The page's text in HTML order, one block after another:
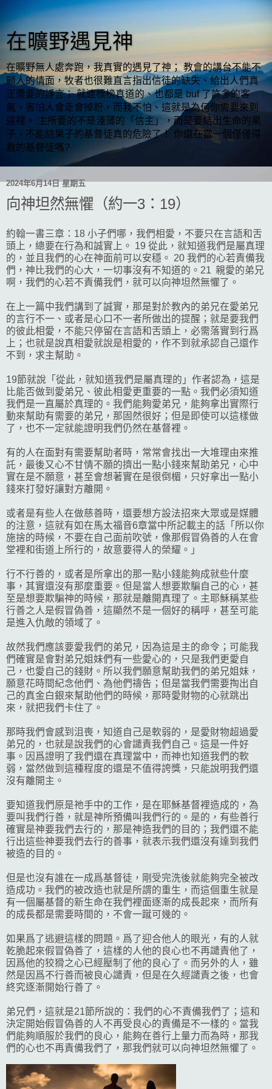
在曠野遇見神
在曠野無人處奔跑，我真實的遇見了神； 教會的講台不能不
顧人的情面，牧者也很難直言指出信徒的缺失、給出人們真
正需要的諍言； 就連標榜真道的、也都是 buf 了許多的客
氣，害怕人會走會掉粉，而我不怕、這就是為何你需要來到
這裡。 主所要的不是淺薄的「信主」，而是要結出生命的果
子，不能結果子的基督徒真的危險了！ 你還在當一個僅僅得
救的基督徒嗎?
2024年6月14日 星期五
向神坦然無懼（約一3：19）
約翰一書三章：18 小子們哪，我們相愛，不要只在言語和舌
頭上，總要在行為和誠實上。 19 從此，就知道我們是屬真理
的，並且我們的心在神面前可以安穩。 20 我們的心若責備我
們，神比我們的心大，一切事沒有不知道的。21 親愛的弟兄
啊，我們的心若不責備我們，就可以向神坦然無懼了。
在上一篇中我們講到了誠實，那是對於教內的弟兄在愛弟兄
的言行不一、或者是心口不一者所做出的提醒；就是要我們
的彼此相愛，不能只停留在言語和舌頭上，必需落實到行爲
上；也就是說真相愛就說是相愛的，作不到就承認自己還作
不到，求主幫助。
19節就說「從此，就知道我們是屬真理的」作者認為，這是
比能否做到愛弟兄、彼此相愛更重要的一點。我們必須知道
我們是一直屬於真理的。我們能夠愛弟兄，能夠拿出實際行
動來幫助有需要的弟兄，那固然很好；但是即使可以這樣做
了，也不一定就能證明我們仍然在基督裡。
有的人在面對有需要幫助者時，常常會找出一大堆理由來推
託，最後又心不甘情不願的擠出一點小錢來幫助弟兄，心中
實在是不願意，甚至會想著實在是很倒楣，只好拿出一點小
錢來打發好讓對方離開。
或者是有些人在做慈善時，還要想方設法招來大眾或是媒體
的注意，這就有如在馬太福音6章當中所記載主的話「所以你
施捨的時候，不要在自己面前吹號，像那假冒偽善的人在會
堂裡和街道上所行的，故意要得人的榮耀。」
行不行善的，或者是所拿出的那一點小錢能夠成就些什麼
事，其實還沒有那麼重要。但是當人想要欺騙自己的心，甚
至是想要欺騙神的時候，那就是離開真理了。主耶穌稱某些
行善之人是假冒偽善，這顯然不是一個好的稱呼，甚至可能
是進入仇敵的領域了。
故然我們應該要愛我們的弟兄，因為這是主的命令；可能我
們確實是會對弟兄姐妹們有一些愛心的，只是我們更愛自
己，也愛自己的錢財。所以我們願意幫助我們的弟兄姐妹，
願意花時間紀念他們、為他們禱告；但是當我們需要掏出自
己的真金白銀來幫助他們的時候，那時愛財物的心就跳出
來，就把我們卡住了。
那時我們會感到沮喪，知道自己是軟弱的，是愛財物超過愛
弟兄的，也就是說我們的心會譴責我們自己。這是一件好
事。因爲證明了我們還在真理當中，而神也知道我們的軟
弱，當然做到這種程度的還是不值得誇獎，只能說明我們還
沒有離開主。
要知道我們原是祂手中的工作，是在耶穌基督裡造成的，為
要叫我們行善，就是神所預備叫我們行的。是的，有些善行
確實是神要我們去行的，那是神造我們的目的；我們還不能
行出這些神要我們去行的善事，就表示我們還沒有達到我們
被造的目的。
但是也沒有誰在一成爲基督徒，剛受完洗後就能夠完全被改
造成功。我們的被改造也就是所謂的重生，而這個重生就是
有一個屬基督的新生命在我們裡面逐漸的成長起來，而所有
的成長都是需要時間的，不會一蹴可幾的。
如果爲了逃避這樣的問題。爲了迎合他人的眼光，有的人就
乾脆起來假冒偽善了，這樣的人他的良心也不再譴責他了，
因爲他的狡猾之心已經壓制了他的良心了。而另外的人，雖
然是因爲不行善而被良心譴責，但是在久經譴責之後，也會
終究逐漸開始行善了。
弟兄們，這就是21節所說的：我們的心不責備我們了；這和
決定開始假冒偽善的人不再受良心的責備是不一樣的。當我
們能夠順服於我們的良心，能夠在善行上量力而為時，那我
們的心也不再責備我們了，那我們就可以向神坦然無懼了。